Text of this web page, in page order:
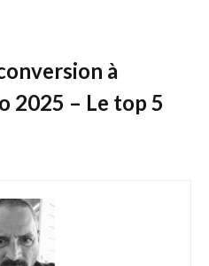
à
2025 – Le top 5